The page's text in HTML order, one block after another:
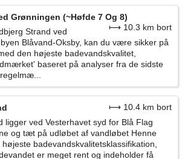
Grønningen (~Høfde 7 Og 8)
⟼ 10.3 km bort
Strand ved
Blåvand-Oksby, kan du være sikker på
den højeste badevandskvalitet,
baseret på analyser fra de sidste
⟼ 10.4 km bort
ligger ved Vesterhavet syd for Blå Flag
og tæt på udløbet af vandløbet Henne
badevandskvalitetsklassifikation,
er meget rent og indeholder få